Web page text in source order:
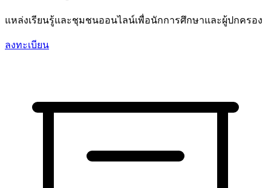
แหล่งเรียนรู้และชุมชนออนไลน์เพื่อนักการศึกษาและผู้ปกครอง
ลงทะเบียน